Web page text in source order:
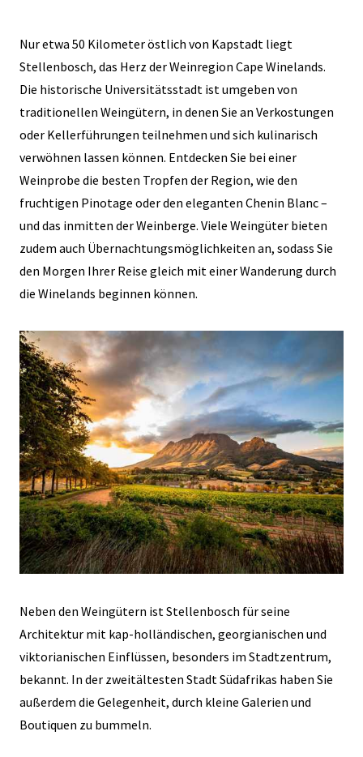
Nur etwa 50 Kilometer östlich von Kapstadt liegt
Stellenbosch, das Herz der Weinregion Cape Winelands.
Die historische Universitätsstadt ist umgeben von
traditionellen Weingütern, in denen Sie an Verkostungen
oder Kellerführungen teilnehmen und sich kulinarisch
verwöhnen lassen können. Entdecken Sie bei einer
Weinprobe die besten Tropfen der Region, wie den
fruchtigen Pinotage oder den eleganten Chenin Blanc –
und das inmitten der Weinberge. Viele Weingüter bieten
zudem auch Übernachtungsmöglichkeiten an, sodass Sie
den Morgen Ihrer Reise gleich mit einer Wanderung durch
die Winelands beginnen können.
Neben den Weingütern ist Stellenbosch für seine
Architektur mit kap-holländischen, georgianischen und
viktorianischen Einflüssen, besonders im Stadtzentrum,
bekannt. In der zweitältesten Stadt Südafrikas haben Sie
außerdem die Gelegenheit, durch kleine Galerien und
Boutiquen zu bummeln.